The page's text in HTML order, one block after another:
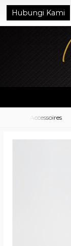
Hubungi Kami
Accessoires